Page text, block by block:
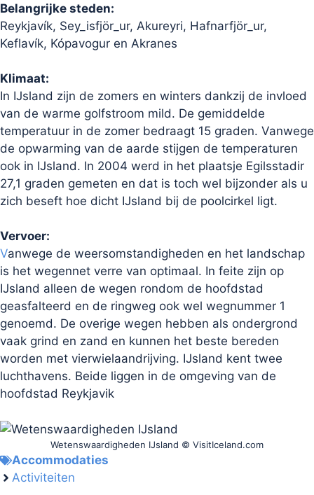
Belangrijke steden:
Reykjavík, Sey_isfjör_ur, Akureyri, Hafnarfjör_ur,
Keflavík, Kópavogur en Akranes
Klimaat:
In IJsland zijn de zomers en winters dankzij de invloed
van de warme golfstroom mild. De gemiddelde
temperatuur in de zomer bedraagt 15 graden. Vanwege
de opwarming van de aarde stijgen de temperaturen
ook in IJsland. In 2004 werd in het plaatsje Egilsstadir
27,1 graden gemeten en dat is toch wel bijzonder als u
zich beseft hoe dicht IJsland bij de poolcirkel ligt.
Vervoer:
Vanwege de weersomstandigheden en het landschap
is het wegennet verre van optimaal. In feite zijn op
IJsland alleen de wegen rondom de hoofdstad
geasfalteerd en de ringweg ook wel wegnummer 1
genoemd. De overige wegen hebben als ondergrond
vaak grind en zand en kunnen het beste bereden
worden met vierwielaandrijving. IJsland kent twee
luchthavens. Beide liggen in de omgeving van de
hoofdstad Reykjavik
Wetenswaardigheden IJsland © VisitIceland.com
Accommodaties
Activiteiten